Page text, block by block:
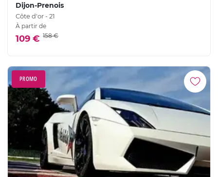
Dijon-Prenois
Côte d'or - 21
À partir de
109 € 158 €
PROMO